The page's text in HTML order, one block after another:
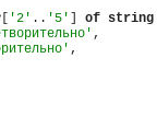
[ '2' .. '5' of string
,
,